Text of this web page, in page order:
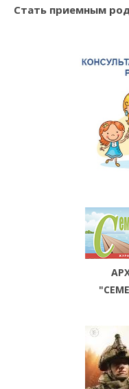
Стать приемным